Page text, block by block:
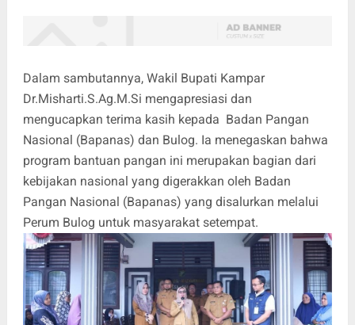
Dalam sambutannya, Wakil Bupati Kampar
Dr.Misharti.S.Ag.M.Si mengapresiasi dan
mengucapkan terima kasih kepada Badan Pangan
Nasional (Bapanas) dan Bulog. Ia menegaskan bahwa
program bantuan pangan ini merupakan bagian dari
kebijakan nasional yang digerakkan oleh Badan
Pangan Nasional (Bapanas) yang disalurkan melalui
Perum Bulog untuk masyarakat setempat.